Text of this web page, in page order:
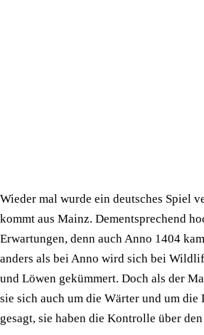
Wieder mal wurde ein deutsches Spiel
kommt aus Mainz. Dementsprechend
Erwartungen, denn auch Anno 1404
anders als bei Anno wird sich bei
und Löwen gekümmert. Doch als der
sie sich auch um die Wärter und um die
gesagt, sie haben die Kontrolle über